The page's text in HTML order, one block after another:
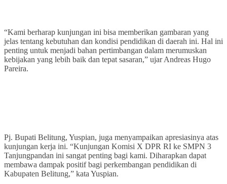
“Kami berharap kunjungan ini bisa memberikan gambaran yang
jelas tentang kebutuhan dan kondisi pendidikan di daerah ini. Hal ini
penting untuk menjadi bahan pertimbangan dalam merumuskan
kebijakan yang lebih baik dan tepat sasaran,” ujar Andreas Hugo
Pareira.
Pj. Bupati Belitung, Yuspian, juga menyampaikan apresiasinya atas
kunjungan kerja ini. “Kunjungan Komisi X DPR RI ke SMPN 3
Tanjungpandan ini sangat penting bagi kami. Diharapkan dapat
membawa dampak positif bagi perkembangan pendidikan di
Kabupaten Belitung,” kata Yuspian.